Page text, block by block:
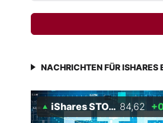
Abo & Shop
NACHRICHTEN FÜR ISHARES
iShares STOXX Europe 600 Basic Resources (DE) 84,62